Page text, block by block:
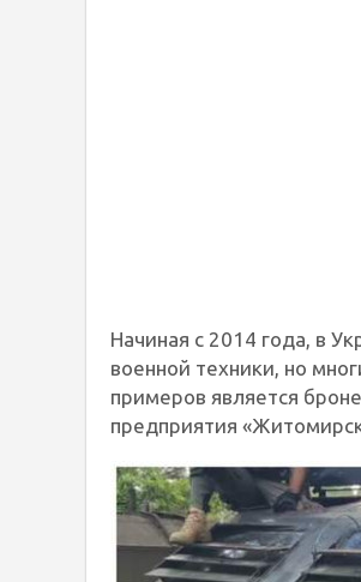
Начиная с 2014 года, в
военной техники, но
примеров является
предприятия